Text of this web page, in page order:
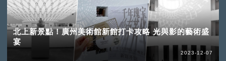
北上新景點！廣州美術館新館打卡攻略 光與影的藝術盛
宴
2023-12-07